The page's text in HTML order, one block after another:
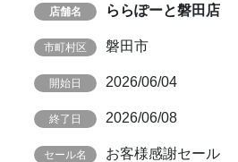
ららぽーと磐田店
磐田市
2026/06/04
2026/06/08
お客様感謝セール